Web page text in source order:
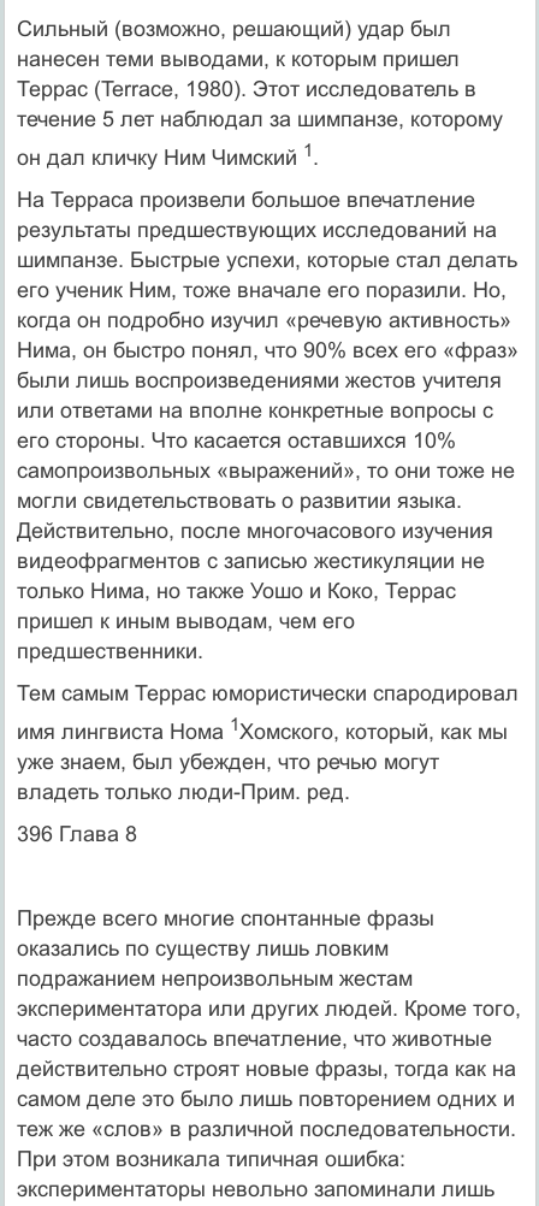
Сильный (возможно, решающий) удар был
нанесен теми выводами, к которым пришел
Террас (Terrace, 1980). Этот исследователь в
течение 5 лет наблюдал за шимпанзе, которому
он дал кличку Ним Чимский 1.
На Терраса произвели большое впечатление
результаты предшест­вующих исследований на
шимпанзе. Быстрые успехи, которые стал делать
его ученик Ним, тоже вначале его поразили. Но,
когда он подробно изучил «речевую активность»
Нима, он быстро понял, что 90% всех его «фраз»
были лишь воспроизведениями жестов учителя
или ответами на вполне конкретные вопросы с
его стороны. Что касается оставшихся 10%
самопроизвольных «выражений», то они тоже не
могли свидетельствовать о развитии языка.
Действительно, после многочасо­вого изучения
видеофрагментов с записью жестикуляции не
только Нима, но также Уошо и Коко, Террас
пришел к иным выводам, чем его
предшественники.
Тем самым Террас юмористически спародировал
имя лингвиста Нома 1Хомского, который, как мы
уже знаем, был убежден, что речью могут
владеть только люди-Прим. ред.
396 Глава 8
Прежде всего многие спонтанные фразы
оказались по существу лишь ловким
подражанием непроизвольным жестам
экспериментатора или других людей. Кроме того,
часто создавалось впечатление, что живот­ные
действительно строят новые фразы, тогда как на
самом деле это было лишь повторением одних и
теж же «слов» в различной последова­тельности.
При этом возникала типичная ошибка:
экспериментаторы невольно запоминали лишь